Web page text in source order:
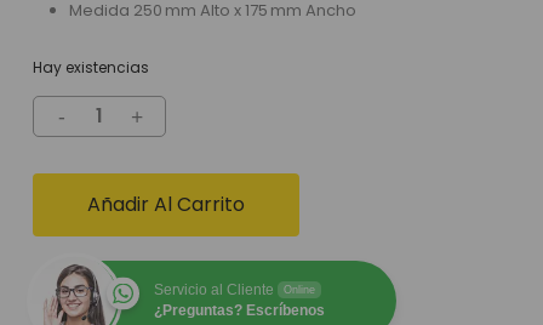
Medida 250 mm Alto x 175 mm Ancho
Hay existencias
Añadir Al Carrito
Servicio al Cliente Online
¿Preguntas? Escríbenos